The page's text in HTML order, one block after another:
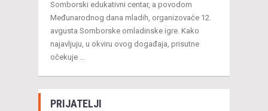
Somborski edukativni centar, a povodom
Međunarodnog dana mladih, organizovaće 12.
avgusta Somborske omladinske igre. Kako
najavljuju, u okviru ovog događaja, prisutne
očekuje …
PRIJATELJI